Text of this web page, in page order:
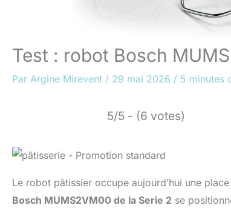
Test : robot Bosch
Par Argine Mirevent / 29 mai 2026 / 5 minutes
5/5 - (6 votes)
Le robot pâtissier occupe aujourd’hui une
Bosch MUMS2VM00 de la Serie 2 se